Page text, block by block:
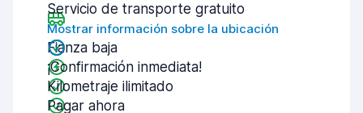
Servicio de transporte gratuito
Mostrar información sobre la ubicación
Fianza baja
¡Confirmación inmediata!
Kilometraje ilimitado
Pagar ahora